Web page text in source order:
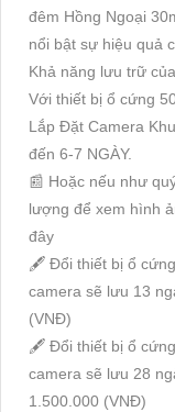
đêm Hồng Ngoại
nổi bật sự hiệu quả
Khả năng lưu trữ
Với thiết bị ổ cứng
Lắp Đặt Camera
đến 6-7 NGÀY.
📰 Hoặc nếu như
lượng để xem hình
đây
🖋 Đổi thiết bị ổ
camera sẽ lưu 13
(VNĐ)
🖋 Đổi thiết bị ổ cứng
camera sẽ lưu 28
1.500.000 (VNĐ)